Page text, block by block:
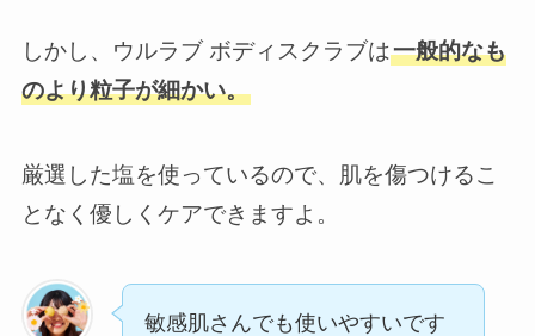
しかし、ウルラブ ボディスクラブは一般的なも
のより粒子が細かい。
厳選した塩を使っているので、肌を傷つけるこ
となく優しくケアできますよ。
敏感肌さんでも使いやすいです